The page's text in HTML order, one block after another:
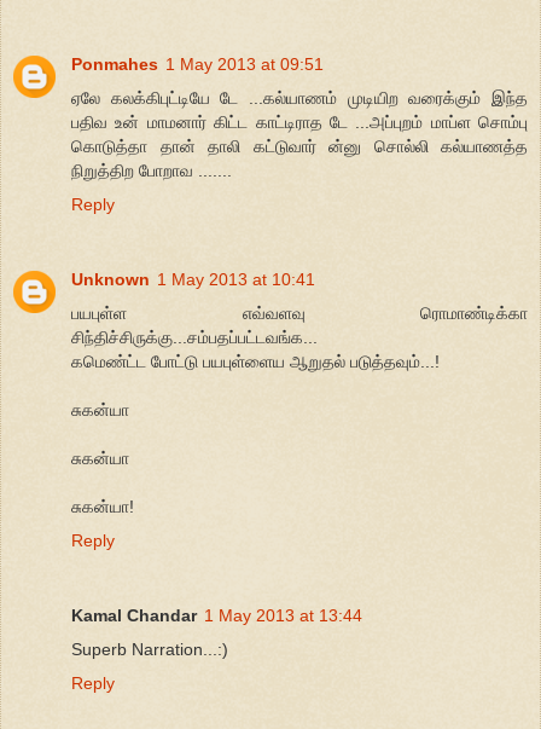
Ponmahes 1 May 2013 at 09:51
ஏலே கலக்கிபுட்டியே டே ...கல்யாணம் முடியிற வரைக்கும் இந்த
பதிவ உன் மாமனார் கிட்ட காட்டிராத டே ...அப்புறம் மாப்ள சொம்பு
கொடுத்தா தான் தாலி கட்டுவார் ன்னு சொல்லி கல்யாணத்த
நிறுத்திற போறாவ .......
Reply
Unknown 1 May 2013 at 10:41
பயபுள்ள எவ்வளவு ரொமாண்டிக்கா
சிந்திச்சிருக்கு...சம்பதப்பட்டவங்க...
கமெண்ட்ட போட்டு பயபுள்ளைய ஆறுதல் படுத்தவும்...!
சுகன்யா
சுகன்யா
சுகன்யா!
Reply
Kamal Chandar 1 May 2013 at 13:44
Superb Narration...:)
Reply